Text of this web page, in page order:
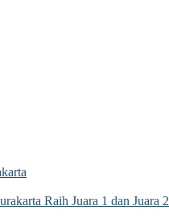
Raih Juara 1 dan Juara 2